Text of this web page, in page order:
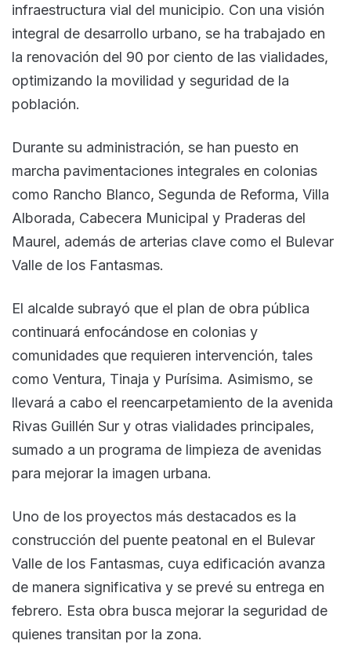
infraestructura vial del municipio. Con una visión
integral de desarrollo urbano, se ha trabajado en
la renovación del 90 por ciento de las vialidades,
optimizando la movilidad y seguridad de la
población.
Durante su administración, se han puesto en
marcha pavimentaciones integrales en colonias
como Rancho Blanco, Segunda de Reforma, Villa
Alborada, Cabecera Municipal y Praderas del
Maurel, además de arterias clave como el Bulevar
Valle de los Fantasmas.
El alcalde subrayó que el plan de obra pública
continuará enfocándose en colonias y
comunidades que requieren intervención, tales
como Ventura, Tinaja y Purísima. Asimismo, se
llevará a cabo el reencarpetamiento de la avenida
Rivas Guillén Sur y otras vialidades principales,
sumado a un programa de limpieza de avenidas
para mejorar la imagen urbana.
Uno de los proyectos más destacados es la
construcción del puente peatonal en el Bulevar
Valle de los Fantasmas, cuya edificación avanza
de manera significativa y se prevé su entrega en
febrero. Esta obra busca mejorar la seguridad de
quienes transitan por la zona.